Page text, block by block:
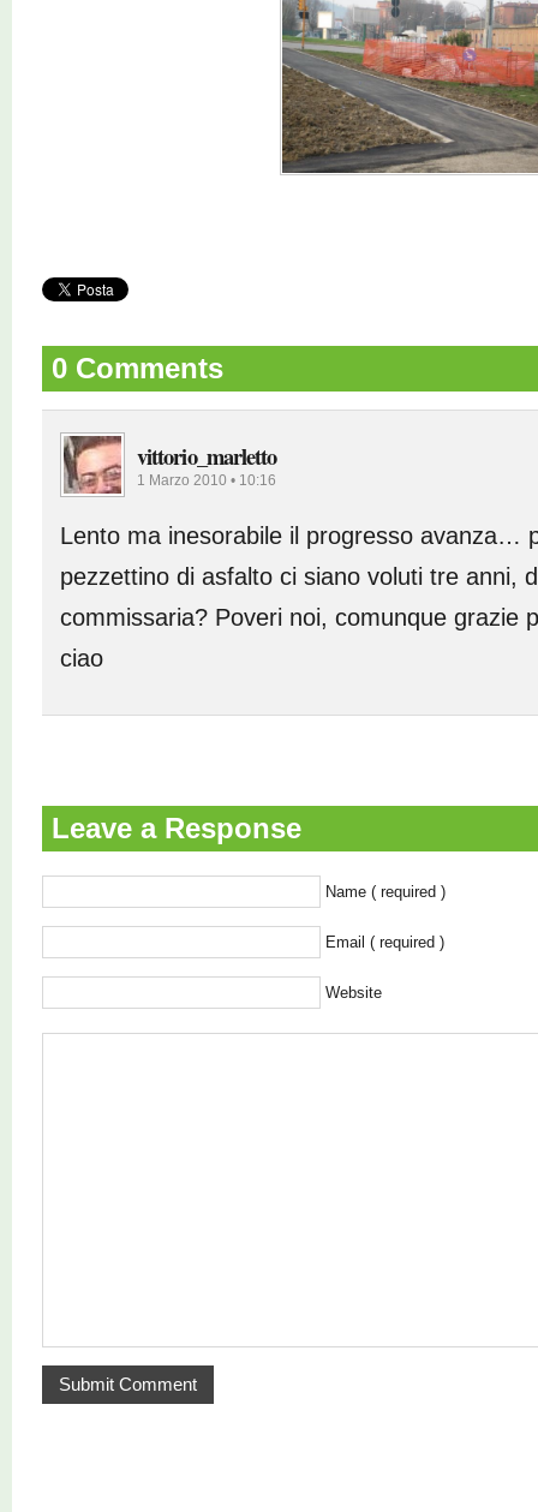
0 Comments
vittorio_marletto
1 Marzo 2010 • 10:16
Lento ma inesorabile il progresso avanza…
pezzettino di asfalto ci siano voluti tre anni,
commissaria? Poveri noi, comunque grazie
ciao
Leave a Response
Name ( required )
Email ( required )
Website